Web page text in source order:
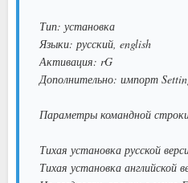
Тип: установка
Языки: русский, english
Активация: rG
Дополнительно: импорт
Параметры командной
Тихая установка русской
Тихая установка английской